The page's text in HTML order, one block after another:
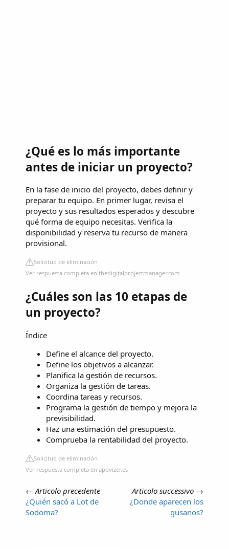
¿Qué es lo más importante
antes de iniciar un proyecto?
En la fase de inicio del proyecto, debes definir y
preparar tu equipo. En primer lugar, revisa el
proyecto y sus resultados esperados y descubre
qué forma de equipo necesitas. Verifica la
disponibilidad y reserva tu recurso de manera
provisional.
Solicitud de eliminación
Ver respuesta completa en thedigitalprojectmanager.com
¿Cuáles son las 10 etapas de
un proyecto?
Índice
Define el alcance del proyecto.
Define los objetivos a alcanzar.
Planifica la gestión de recursos.
Organiza la gestión de tareas.
Coordina tareas y recursos.
Programa la gestión de tiempo y mejora la
previsibilidad.
Haz una estimación del presupuesto.
Comprueba la rentabilidad del proyecto.
Solicitud de eliminación
Ver respuesta completa en appvizer.es
← Articolo precedente
¿Quién sacó a Lot de
Sodoma?
Articolo successivo →
¿Donde aparecen los
gusanos?